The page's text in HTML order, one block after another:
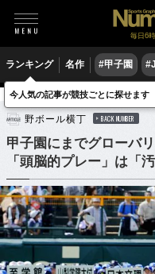
毎日6
ランキング 名作 #甲子園
野球 高校野球
野ボール横丁 BACK NUMBER
甲子園にまでグローバリ
「頭脳的プレー」は「
今人気の記事が競技ごとに探せます